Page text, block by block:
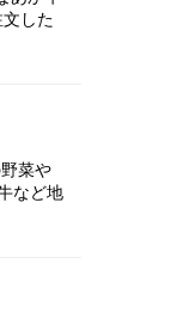
した
菜や
など地